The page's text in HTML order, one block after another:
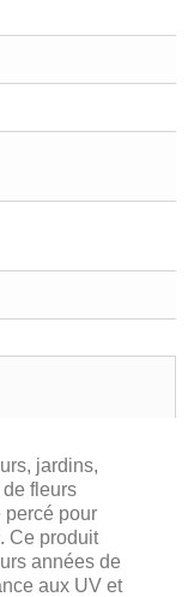
jardins,
fleurs
percé pour
Ce produit
années de
aux UV et